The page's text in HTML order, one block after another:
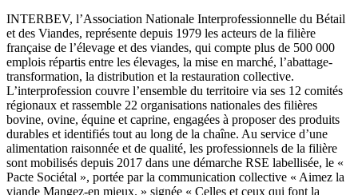
INTERBEV, l’Association Nationale Interprofessionnelle du Bétail
et des Viandes, représente depuis 1979 les acteurs de la filière
française de l’élevage et des viandes, qui compte plus de 500 000
emplois répartis entre les élevages, la mise en marché, l’abattage-
transformation, la distribution et la restauration collective.
L’interprofession couvre l’ensemble du territoire via ses 12 comités
régionaux et rassemble 22 organisations nationales des filières
bovine, ovine, équine et caprine, engagées à proposer des produits
durables et identifiés tout au long de la chaîne. Au service d’une
alimentation raisonnée et de qualité, les professionnels de la filière
sont mobilisés depuis 2017 dans une démarche RSE labellisée, le «
Pacte Sociétal », portée par la communication collective « Aimez la
viande Mangez-en mieux. » signée « Celles et ceux qui font la